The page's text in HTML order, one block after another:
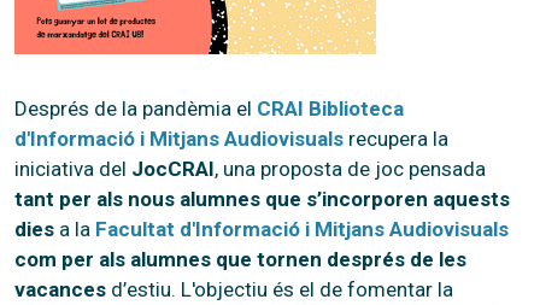
Després de la pandèmia el CRAI Biblioteca
d'Informació i Mitjans Audiovisuals recupera la
iniciativa del JocCRAI, una proposta de joc pensada
tant per als nous alumnes que s’incorporen aquests
dies a la Facultat d'Informació i Mitjans Audiovisuals
com per als alumnes que tornen després de les
vacances d’estiu. L'objectiu és el de fomentar la